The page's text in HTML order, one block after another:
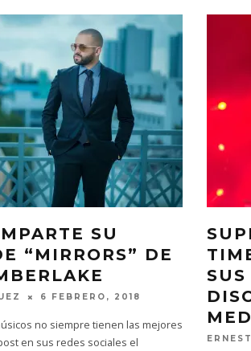
SU
“MIRRORS” DE
6 FEBRERO, 2018
no siempre tienen las mejores
en sus redes sociales el